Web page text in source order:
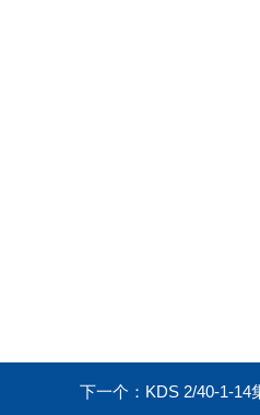
下一个： KDS 2/40-1-14